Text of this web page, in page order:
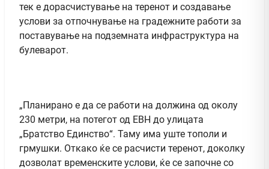
тек е дорасчистување на теренот и создавање
услови за отпочнување на градежните работи за
поставување на подземната инфраструктура на
булеварот.
„Планирано е да се работи на должина од околу
230 метри, на потегот од ЕВН до улицата
„Братство Единство“. Таму има уште тополи и
грмушки. Откако ќе се расчисти теренот, доколку
дозволат временските услови, ќе се започне со